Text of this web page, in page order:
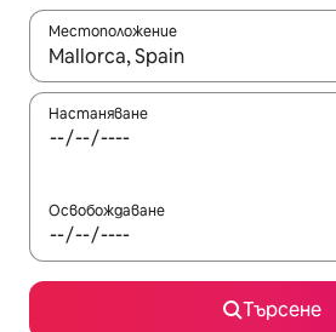
Местоположение
Когато резултатите се
Настаняване
Освобождаване
Търсене